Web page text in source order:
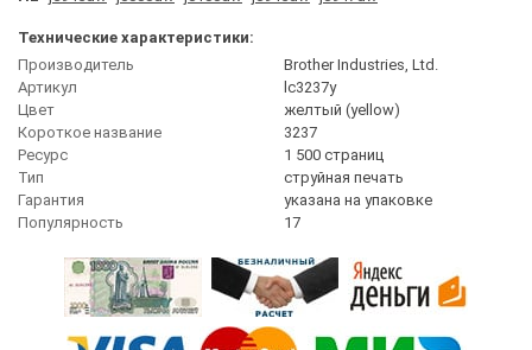
Технические характеристики:
Производитель
Brother Industries, Ltd.
Артикул
lc3237y
Цвет
желтый (yellow)
Короткое название
3237
Ресурс
1 500 страниц
Тип
струйная печать
Гарантия
указана на упаковке
Популярность
17